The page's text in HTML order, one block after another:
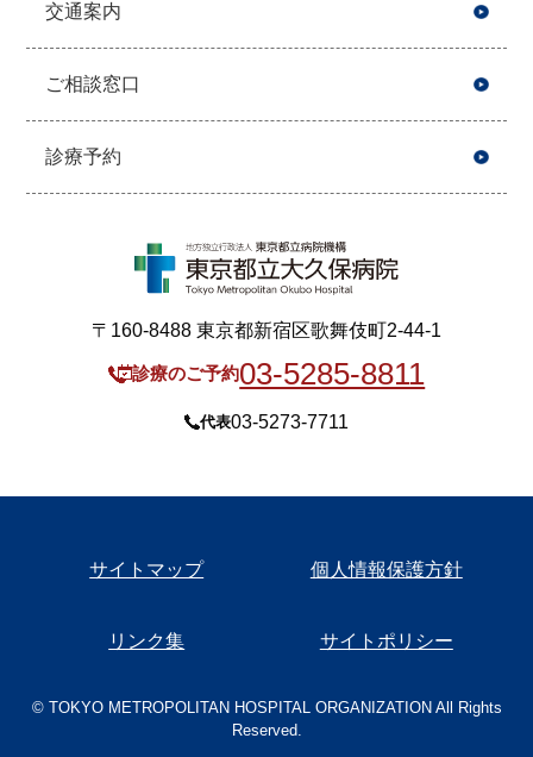
交通案内
ご相談窓口
診療予約
〒160-8488 東京都新宿区歌舞伎町2-44-1
診療のご予約03-5285-8811
代表03-5273-7711
サイトマップ 個人情報保護方針
リンク集 サイトポリシー
© TOKYO METROPOLITAN HOSPITAL ORGANIZATION All Rights
Reserved.